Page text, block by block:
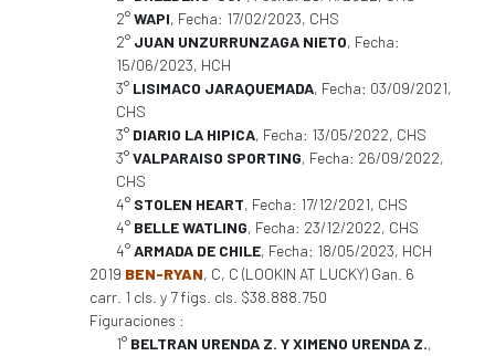
2°WAPI, Fecha: 17/02/2023, CHS
2° JUAN UNZURRUNZAGA NIETO, Fecha:
15/06/2023, HCH
3° LISIMACO JARAQUEMADA, Fecha: 03/09/2021,
CHS
3° DIARIO LA HIPICA, Fecha: 13/05/2022, CHS
3°VALPARAISO SPORTING, Fecha: 26/09/2022,
CHS
4° STOLEN HEART, Fecha: 17/12/2021, CHS
4° BELLE WATLING, Fecha: 23/12/2022, CHS
4°ARMADA DE CHILE, Fecha: 18/05/2023, HCH
2019 BEN-RYAN, C, C (LOOKIN AT LUCKY) Gan. 6
carr. 1 cls. y 7 figs. cls. $38.888.750
Figuraciones :
1° BELTRAN URENDA Z. Y XIMENO URENDA Z.,